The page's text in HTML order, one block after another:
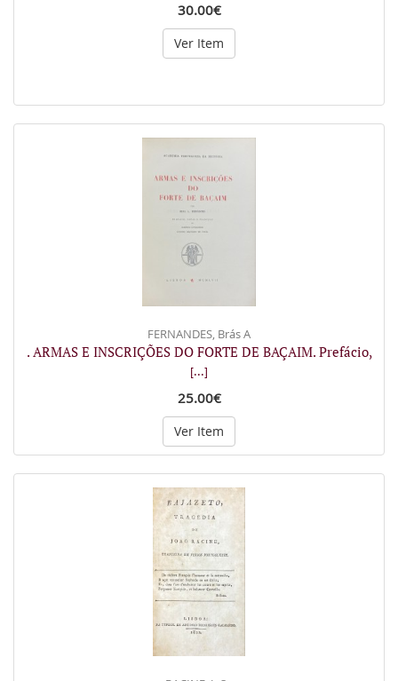
30.00€
Ver Item
FERNANDES, Brás A
. ARMAS E INSCRIÇÕES DO FORTE DE BAÇAIM. Prefácio,
[...]
25.00€
Ver Item